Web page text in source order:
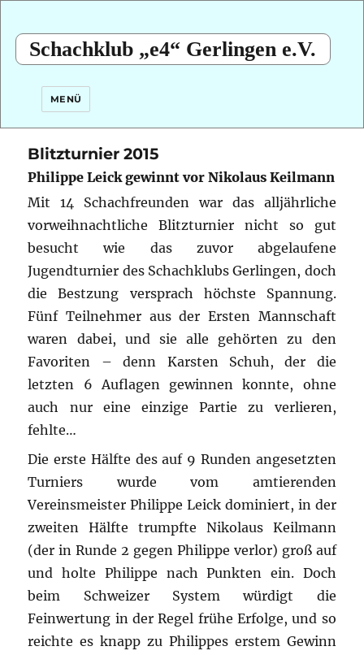
Schachklub „e4“ Gerlingen e.V.
MENÜ
Blitzturnier 2015
Philippe Leick gewinnt vor Nikolaus Keilmann
Mit 14 Schachfreunden war das alljährliche
vorweihnachtliche Blitzturnier nicht so gut
besucht wie das zuvor abgelaufene
Jugendturnier des Schachklubs Gerlingen, doch
die Bestzung versprach höchste Spannung.
Fünf Teilnehmer aus der Ersten Mannschaft
waren dabei, und sie alle gehörten zu den
Favoriten – denn Karsten Schuh, der die
letzten 6 Auflagen gewinnen konnte, ohne
auch nur eine einzige Partie zu verlieren,
fehlte…
Die erste Hälfte des auf 9 Runden angesetzten
Turniers wurde vom amtierenden
Vereinsmeister Philippe Leick dominiert, in der
zweiten Hälfte trumpfte Nikolaus Keilmann
(der in Runde 2 gegen Philippe verlor) groß auf
und holte Philippe nach Punkten ein. Doch
beim Schweizer System würdigt die
Feinwertung in der Regel frühe Erfolge, und so
reichte es knapp zu Philippes erstem Gewinn